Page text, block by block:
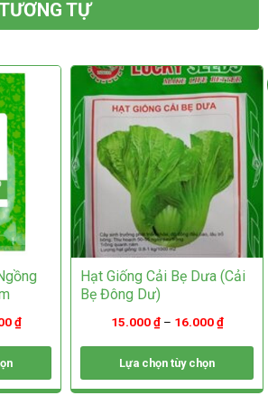
thể
được
chọn
trên
trang
sản
phẩm
TỰ
₫
Hạt Giống Cải Bẹ Dưa (Cải
Bẹ Đông Dư)
15.000₫– 16.000₫
Lựa chọn tùy chọn
Sản